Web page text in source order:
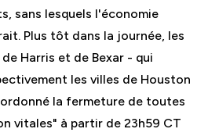
sans lesquels l'économie
Plus tôt dans la journée, les
Harris et de Bexar - qui
les villes de Houston
la fermeture de toutes
vitales" à partir de 23h59 CT